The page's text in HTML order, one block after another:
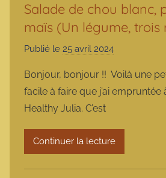
Salade de chou blanc,
maïs (Un légume, trois
Publié le 25 avril 2024
r
m
r
m
Bonjour, bonjour !! Voilà une
facile à faire que j’ai
Healthy Julia. C’est
Continuer la lecture